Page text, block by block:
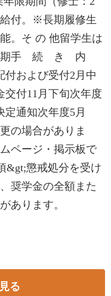
付。※長期履修生
。そ の 他留学生は
期手 続 き 内
付および受付2月中
交付11月下旬次年度
通知次年度5月
の場合がありま
ページ・掲示板で
&gt;懲戒処分を受け
奨学金の全額また
あります。
る